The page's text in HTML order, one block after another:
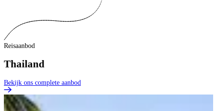
Reisaanbod
Thailand
Bekijk ons complete aanbod